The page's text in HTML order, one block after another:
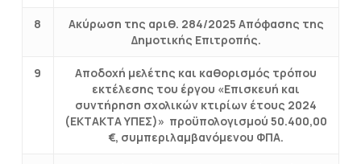
8
Ακύρωση της αριθ. 284/2025 Απόφασης της
Δημοτικής Επιτροπής.
9
Αποδοχή μελέτης και καθορισμός τρόπου
εκτέλεσης του έργου «Επισκευή και
συντήρηση σχολικών κτιρίων έτους 2024
(ΕΚΤΑΚΤΑ ΥΠΕΣ)» προϋπολογισμού 50.400,00
€, συμπεριλαμβανόμενου ΦΠΑ.